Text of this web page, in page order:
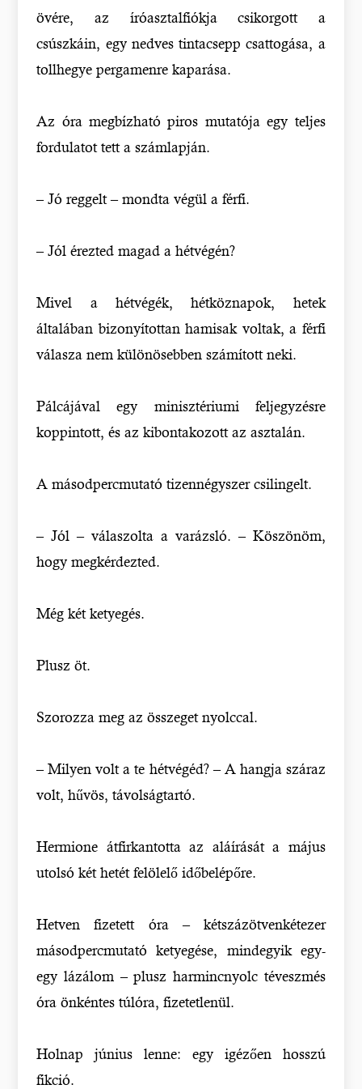
övére, az íróasztalfiókja csikorgott a
csúszkáin, egy nedves tintacsepp csattogása, a
tollhegye pergamenre kaparása.
Az óra megbízható piros mutatója egy teljes
fordulatot tett a számlapján.
– Jó reggelt – mondta végül a férfi.
– Jól érezted magad a hétvégén?
Mivel a hétvégék, hétköznapok, hetek
általában bizonyítottan hamisak voltak, a férfi
válasza nem különösebben számított neki.
Pálcájával egy minisztériumi feljegyzésre
koppintott, és az kibontakozott az asztalán.
A másodpercmutató tizennégyszer csilingelt.
– Jól – válaszolta a varázsló. – Köszönöm,
hogy megkérdezted.
Még két ketyegés.
Plusz öt.
Szorozza meg az összeget nyolccal.
– Milyen volt a te hétvégéd? – A hangja száraz
volt, hűvös, távolságtartó.
Hermione átfirkantotta az aláírását a május
utolsó két hetét felölelő időbelépőre.
Hetven fizetett óra – kétszázötvenkétezer
másodpercmutató ketyegése, mindegyik egy-
egy lázálom – plusz harmincnyolc téveszmés
óra önkéntes túlóra, fizetetlenül.
Holnap június lenne: egy igézően hosszú
fikció.